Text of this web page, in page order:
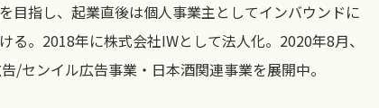
目指し、起業直後は個人事業主としてインバウンドに
る。2018年に株式会社IWとして法人化。2020年8月、
/センイル広告事業・日本酒関連事業を展開中。